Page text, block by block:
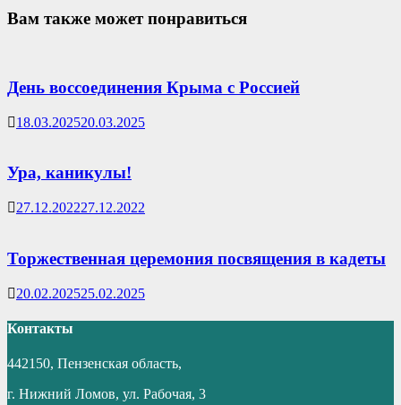
Вам также может понравиться
День воссоединения Крыма с Россией
18.03.202520.03.2025
Ура, каникулы!
27.12.202227.12.2022
Торжественная церемония посвящения в кадеты
20.02.202525.02.2025
Контакты
442150, Пензенская область,
г. Нижний Ломов, ул. Рабочая, 3